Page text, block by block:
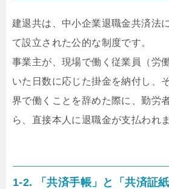
建退共は、中小企業退職金共済法
て設立された公的な制度です。
事業主が、現場で働く従業員（労
いた日数に応じた掛金を納付し、
界で働くことを辞めた際に、勤労
ら、直接本人に退職金が支払われま
1-2. 「共済手帳」と「共済証